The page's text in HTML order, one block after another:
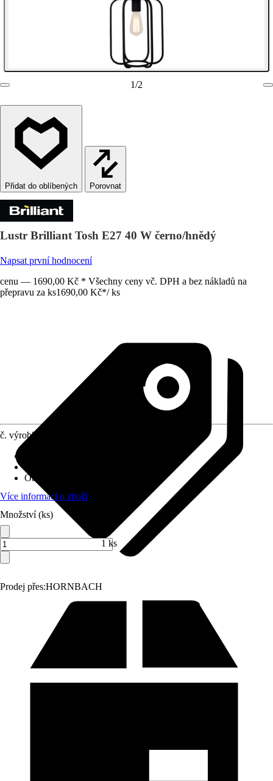
1/2
Porovnat
Lustr Brilliant Tosh E27 40 W černo/hnědý
Napsat první hodnocení
cenu — 1690,00 Kč * Všechny ceny vč. DPH a bez nákladů na
přepravu za ks1690,00 Kč*/ ks
Prodej přes:HORNBACH
č. výrobku
Objímka
Více informací o zboží
Množství (ks)
1 ks